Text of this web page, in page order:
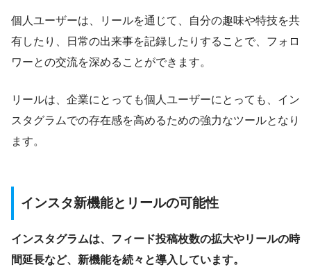
個人ユーザーは、リールを通じて、自分の趣味や特技を共
有したり、日常の出来事を記録したりすることで、フォロ
ワーとの交流を深めることができます。
リールは、企業にとっても個人ユーザーにとっても、イン
スタグラムでの存在感を高めるための強力なツールとなり
ます。
インスタ新機能とリールの可能性
インスタグラムは、フィード投稿枚数の拡大やリールの時
間延長など、新機能を続々と導入しています。